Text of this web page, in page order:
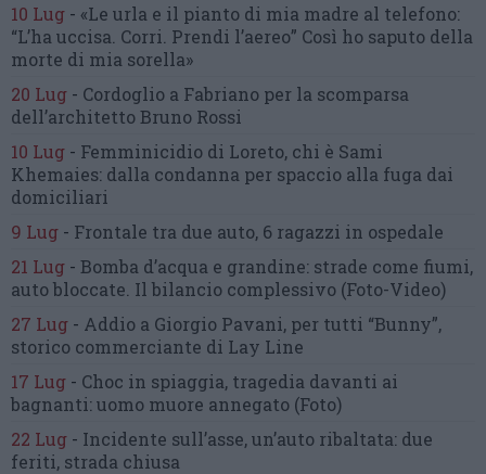
10 Lug - «Le urla e il pianto di mia madre al telefono:
“L’ha uccisa. Corri. Prendi l’aereo” Così ho saputo della
morte di mia sorella»
20 Lug - Cordoglio a Fabriano per la scomparsa
dell’architetto Bruno Rossi
10 Lug - Femminicidio di Loreto, chi è Sami
Khemaies: dalla condanna per spaccio alla fuga dai
domiciliari
9 Lug - Frontale tra due auto, 6 ragazzi in ospedale
21 Lug - Bomba d’acqua e grandine: strade come fiumi,
auto bloccate. Il bilancio complessivo (Foto-Video)
27 Lug - Addio a Giorgio Pavani, per tutti “Bunny”,
storico commerciante di Lay Line
17 Lug - Choc in spiaggia, tragedia davanti ai
bagnanti:uomo muore annegato (Foto)
22 Lug - Incidente sull’asse, un’auto ribaltata: due
feriti, strada chiusa